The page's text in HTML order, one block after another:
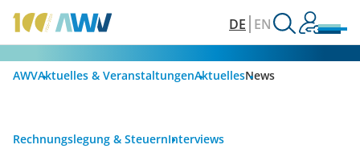
DE EN
AWVAktuelles & VeranstaltungenAktuellesNews
Rechnungslegung & SteuernInterviews